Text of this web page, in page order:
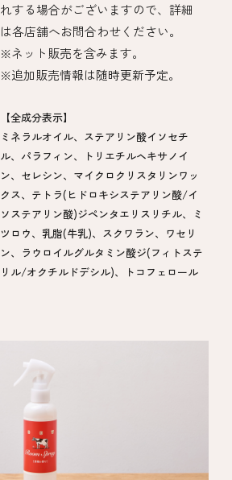
れする場合がございますので、詳細
は各店舗へお問合わせください。​
※ネット販売を含みます。
※追加販売情報は随時更新予定。​
【全成分表示】
ミネラルオイル、ステアリン酸イソセチ
ル、パラフィン、トリエチルヘキサノイ
ン、セレシン、マイクロクリスタリンワッ
クス、テトラ(ヒドロキシステアリン酸/イ
ソステアリン酸)ジペンタエリスリチル、ミ
ツロウ、乳脂(牛乳)、スクワラン、ワセリ
ン、ラウロイルグルタミン酸ジ(フィトステ
リル/オクチルドデシル)、トコフェロール